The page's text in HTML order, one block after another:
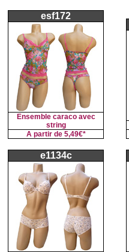
esf172
Ensemble caraco avec
string
A partir de 5,49€*
e1134c